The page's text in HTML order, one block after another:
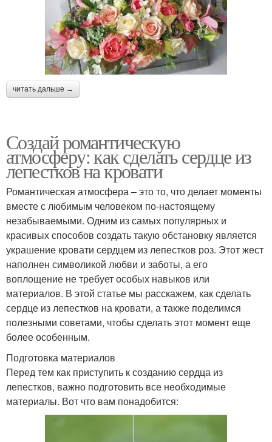
читать дальше →
Создай романтическую
атмосферу: как сделать сердце из
лепестков на кровати
Романтическая атмосфера – это то, что делает моменты
вместе с любимым человеком по-настоящему
незабываемыми. Одним из самых популярных и
красивых способов создать такую обстановку является
украшение кровати сердцем из лепестков роз. Этот жест
наполнен символикой любви и заботы, а его
воплощение не требует особых навыков или
материалов. В этой статье мы расскажем, как сделать
сердце из лепестков на кровати, а также поделимся
полезными советами, чтобы сделать этот момент еще
более особенным.
Подготовка материалов
Перед тем как приступить к созданию сердца из
лепестков, важно подготовить все необходимые
материалы. Вот что вам понадобится: